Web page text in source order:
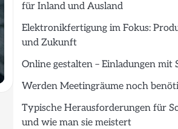
für Inland und Ausland
Elektronikfertigung im Fokus:
und Zukunft
Online gestalten – Einladungen mit
Werden Meetingräume noch
Typische Herausforderungen für
und wie man sie meistert